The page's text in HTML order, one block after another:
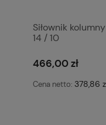
Siłownik
14 / 10
466,00 zł
Cena netto: 378,86